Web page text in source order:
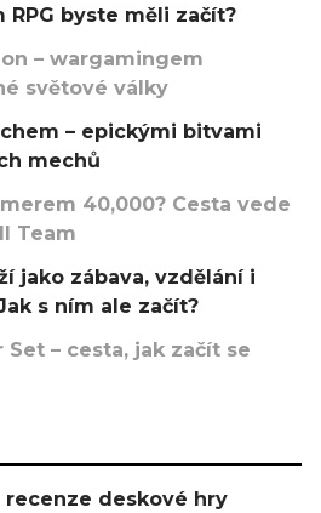
RPG byste měli začít?
– wargamingem
světové války
– epickými bitvami
mechů
40,000? Cesta vede
Team
jako zábava, vzdělání i
s ním ale začít?
– cesta, jak začít se
recenze deskové hry